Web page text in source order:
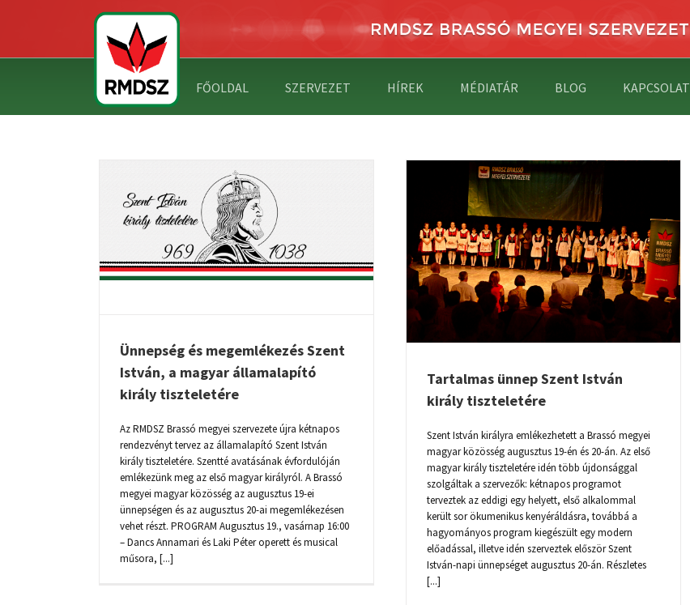
FŐOLDAL SZERVEZET HÍREK MÉDIATÁR BLOG KAPCSOLAT
Ünnepség és megemlékezés Szent
István, a magyar államalapító
király tiszteletére
Az RMDSZ Brassó megyei szervezete újra kétnapos
rendezvényt tervez az államalapító Szent István
király tiszteletére. Szentté avatásának évfordulóján
emlékezünk meg az első magyar királyról. A Brassó
megyei magyar közösség az augusztus 19-ei
ünnepségen és az augusztus 20-ai megemlékezésen
vehet részt. PROGRAM Augusztus 19., vasárnap 16:00
– Dancs Annamari és Laki Péter operett és musical
műsora, [...]
TARTALMAS ÜNNEP SZENT ISTVÁN
KIRÁLY TISZTELETÉRE
Tartalmas ünnep Szent István
király tiszteletére
Szent István királyra emlékezhetett a Brassó megyei
magyar közösség augusztus 19-én és 20-án. Az első
magyar király tiszteletére idén több újdonsággal
szolgáltak a szervezők: kétnapos programot
terveztek az eddigi egy helyett, első alkalommal
került sor ökumenikus kenyéráldásra, továbbá a
hagyományos program kiegészült egy modern
előadással, illetve idén szerveztek először Szent
István-napi ünnepséget augusztus 20-án. Részletes
[...]
TARTALMAS ÜNNEP SZENT ISTVÁN
KIRÁLY TISZTELETÉRE